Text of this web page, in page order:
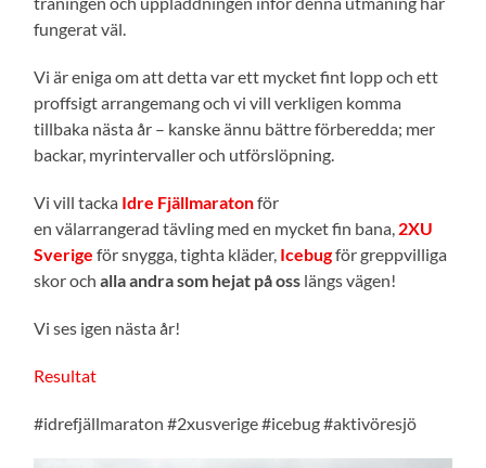
fungerat väl.
Vi är eniga om att detta var ett mycket fint lopp och ett
proffsigt arrangemang och vi vill verkligen komma
tillbaka nästa år – kanske ännu bättre förberedda; mer
backar, myrintervaller och utförslöpning.
Vi vill tacka Idre Fjällmaratonför
en välarrangerad tävling med en mycket fin bana, 2XU
Sverige för snygga, tighta kläder, Icebugför greppvilliga
skor ochalla andra som hejat på oss längs vägen!
Vi ses igen nästa år!
Resultat
#idrefjällmaraton #2xusverige #icebug #aktivöresjö